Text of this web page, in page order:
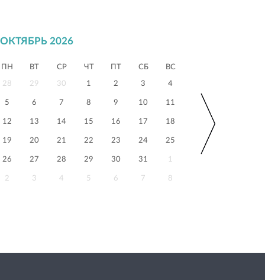
ОКТЯБРЬ 2026
ПН ВТ СР ЧТ ПТ СБ ВС
28 29 30 1 2 3 4
5 6 7 8 9 10 11
12 13 14 15 16 17 18
19 20 21 22 23 24 25
26 27 28 29 30 31 1
2 3 4 5 6 7 8